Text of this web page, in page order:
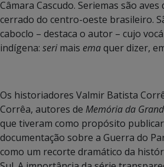
Câmara Cascudo. Seriemas são aves
cerrado do centro-oeste brasileiro.
caboclo – destaca o autor – cujo
indígena: seri mais emaquer dizer,
Os historiadores Valmir Batista
Corrêa, autores de Memória da
que tiveram como propósito
documentação sobre a Guerra do
como um recorte dramático da